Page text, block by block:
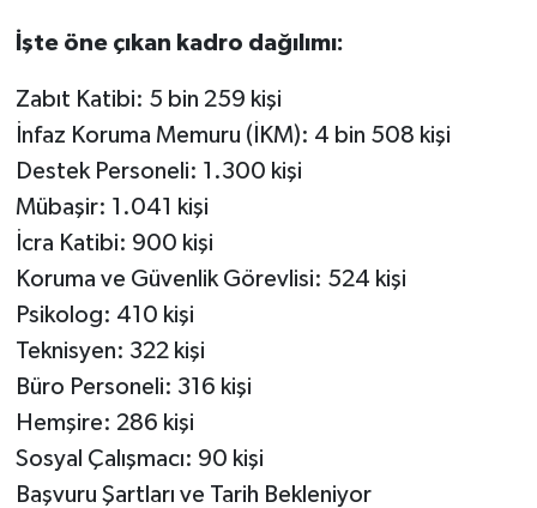
İşte öne çıkan kadro dağılımı:
Zabıt Katibi: 5 bin 259 kişi
İnfaz Koruma Memuru (İKM): 4 bin 508 kişi
Destek Personeli: 1.300 kişi
Mübaşir: 1.041 kişi
İcra Katibi: 900 kişi
Koruma ve Güvenlik Görevlisi: 524 kişi
Psikolog: 410 kişi
Teknisyen: 322 kişi
Büro Personeli: 316 kişi
Hemşire: 286 kişi
Sosyal Çalışmacı: 90 kişi
Başvuru Şartları ve Tarih Bekleniyor